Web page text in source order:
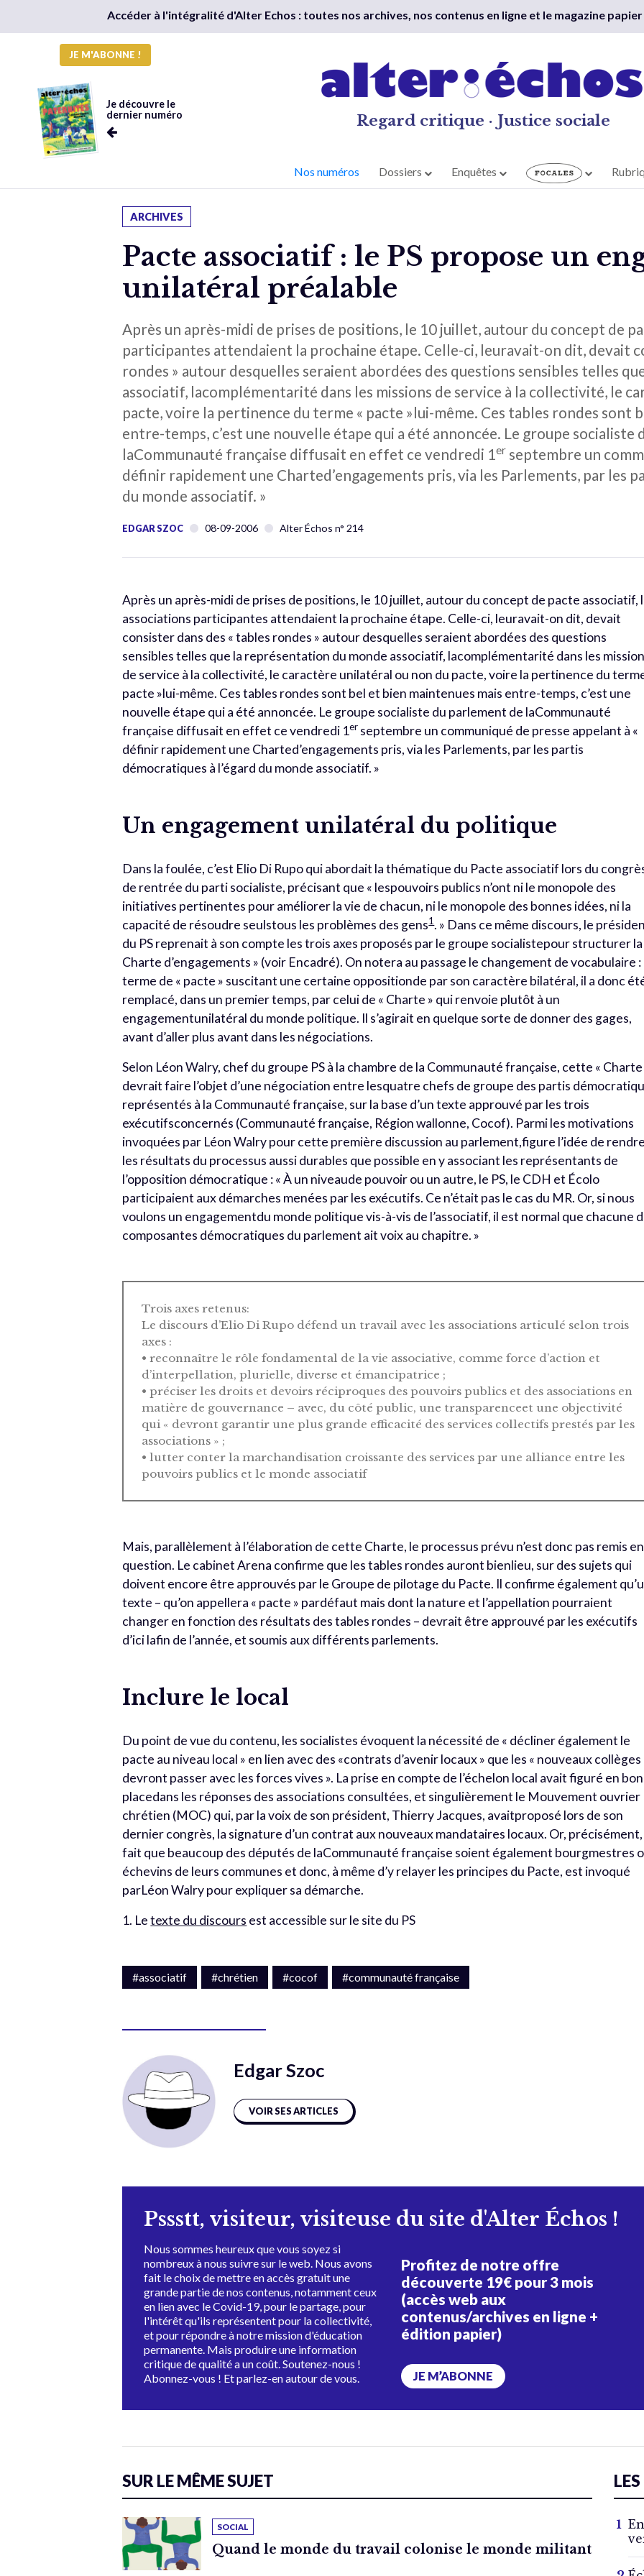
Accéder à l'intégralité d'Alter Echos : toutes nos archives, nos contenus en ligne et le magazine papier
JE M'ABONNE !
Je découvre le
dernier numéro
Regard critique · Justice sociale
Nos numéros Dossiers Enquêtes
ARCHIVES
Pacte associatif : le PS propose un
unilatéral préalable
Après un après-midi de prises de positions, le 10 juillet, autour du concept de
participantes attendaient la prochaine étape. Celle-ci, leuravait-on dit, devait
rondes » autour desquelles seraient abordées des questions sensibles telles
associatif, lacomplémentarité dans les missions de service à la collectivité, le
pacte, voire la pertinence du terme « pacte »lui-même. Ces tables rondes sont
entre-temps, c’est une nouvelle étape qui a été annoncée. Le groupe socialiste
laCommunauté française diffusait en effet ce vendredi 1er septembre un
définir rapidement une Charted’engagements pris, via les Parlements, par les
du monde associatif. »
EDGAR SZOC 08-09-2006 Alter Échos n° 214
Après un après-midi de prises de positions, le 10 juillet, autour du concept de pacte associatif,
associations participantes attendaient la prochaine étape. Celle-ci, leuravait-on dit, devait
consister dans des « tables rondes » autour desquelles seraient abordées des questions
sensibles telles que la représentation du monde associatif, lacomplémentarité dans les
de service à la collectivité, le caractère unilatéral ou non du pacte, voire la pertinence du
pacte »lui-même. Ces tables rondes sont bel et bien maintenues mais entre-temps, c’est une
nouvelle étape qui a été annoncée. Le groupe socialiste du parlement de laCommunauté
française diffusait en effet ce vendredi 1er septembre un communiqué de presse appelant à «
définir rapidement une Charted’engagements pris, via les Parlements, par les partis
démocratiques à l’égard du monde associatif. »
Un engagement unilatéral du politique
Dans la foulée, c’est Elio Di Rupo qui abordait la thématique du Pacte associatif lors du
de rentrée du parti socialiste, précisant que « lespouvoirs publics n’ont ni le monopole des
initiatives pertinentes pour améliorer la vie de chacun, ni le monopole des bonnes idées, ni la
capacité de résoudre seulstous les problèmes des gens1. » Dans ce même discours, le
du PS reprenait à son compte les trois axes proposés par le groupe socialistepour structurer la
Charte d’engagements » (voir Encadré). On notera au passage le changement de vocabulaire :
terme de « pacte » suscitant une certaine oppositionde par son caractère bilatéral, il a donc
remplacé, dans un premier temps, par celui de « Charte » qui renvoie plutôt à un
engagementunilatéral du monde politique. Il s’agirait en quelque sorte de donner des gages,
avant d’aller plus avant dans les négociations.
Selon Léon Walry, chef du groupe PS à la chambre de la Communauté française, cette « Charte
devrait faire l’objet d’une négociation entre lesquatre chefs de groupe des partis
représentés à la Communauté française, sur la base d’un texte approuvé par les trois
exécutifsconcernés (Communauté française, Région wallonne, Cocof). Parmi les motivations
invoquées par Léon Walry pour cette première discussion au parlement,figure l’idée de rendre
les résultats du processus aussi durables que possible en y associant les représentants de
l’opposition démocratique : « À un niveaude pouvoir ou un autre, le PS, le CDH et Écolo
participaient aux démarches menées par les exécutifs. Ce n’était pas le cas du MR. Or, si nous
voulons un engagementdu monde politique vis-à-vis de l’associatif, il est normal que chacune
composantes démocratiques du parlement ait voix au chapitre. »
Trois axes retenus:
Le discours d’Elio Di Rupo défend un travail avec les associations articulé selon trois
axes :
• reconnaître le rôle fondamental de la vie associative, comme force d’action et
d’interpellation, plurielle, diverse et émancipatrice ;
• préciser les droits et devoirs réciproques des pouvoirs publics et des associations en
matière de gouvernance – avec, du côté public, une transparenceet une objectivité
qui « devront garantir une plus grande efficacité des services collectifs prestés par les
associations » ;
• lutter conter la marchandisation croissante des services par une alliance entre les
pouvoirs publics et le monde associatif
Mais, parallèlement à l’élaboration de cette Charte, le processus prévu n’est donc pas remis en
question. Le cabinet Arena confirme que les tables rondes auront bienlieu, sur des sujets qui
doivent encore être approuvés par le Groupe de pilotage du Pacte. Il confirme également
texte – qu’on appellera « pacte » pardéfaut mais dont la nature et l’appellation pourraient
changer en fonction des résultats des tables rondes – devrait être approuvé par les exécutifs
d’ici lafin de l’année, et soumis aux différents parlements.
Inclure le local
Du point de vue du contenu, les socialistes évoquent la nécessité de « décliner également le
pacte au niveau local » en lien avec des «contrats d’avenir locaux » que les « nouveaux collèges
devront passer avec les forces vives ». La prise en compte de l’échelon local avait figuré en
placedans les réponses des associations consultées, et singulièrement le Mouvement ouvrier
chrétien (MOC) qui, par la voix de son président, Thierry Jacques, avaitproposé lors de son
dernier congrès, la signature d’un contrat aux nouveaux mandataires locaux. Or, précisément,
fait que beaucoup des députés de laCommunauté française soient également bourgmestres
échevins de leurs communes et donc, à même d’y relayer les principes du Pacte, est invoqué
parLéon Walry pour expliquer sa démarche.
1. Letexte du discours est accessible sur le site du PS
#associatif #chrétien #cocof #communauté française
Edgar Szoc
VOIR SES ARTICLES
Pssstt, visiteur, visiteuse du site d'Alter Échos !
Nous sommes heureux que vous soyez si
nombreux à nous suivre sur le web. Nous avons
fait le choix de mettre en accès gratuit une
grande partie de nos contenus, notamment ceux
en lien avec le Covid-19, pour le partage, pour
l'intérêt qu'ils représentent pour la collectivité,
et pour répondre à notre mission d'éducation
permanente. Mais produire une information
critique de qualité a un coût. Soutenez-nous !
Abonnez-vous ! Et parlez-en autour de vous.
Profitez de notre offre
découverte 19€ pour 3 mois
(accès web aux
contenus/archives en ligne +
édition papier)
JE M’ABONNE
SUR LE MÊME SUJET
SOCIAL
Quand le monde du travail colonise le monde militant